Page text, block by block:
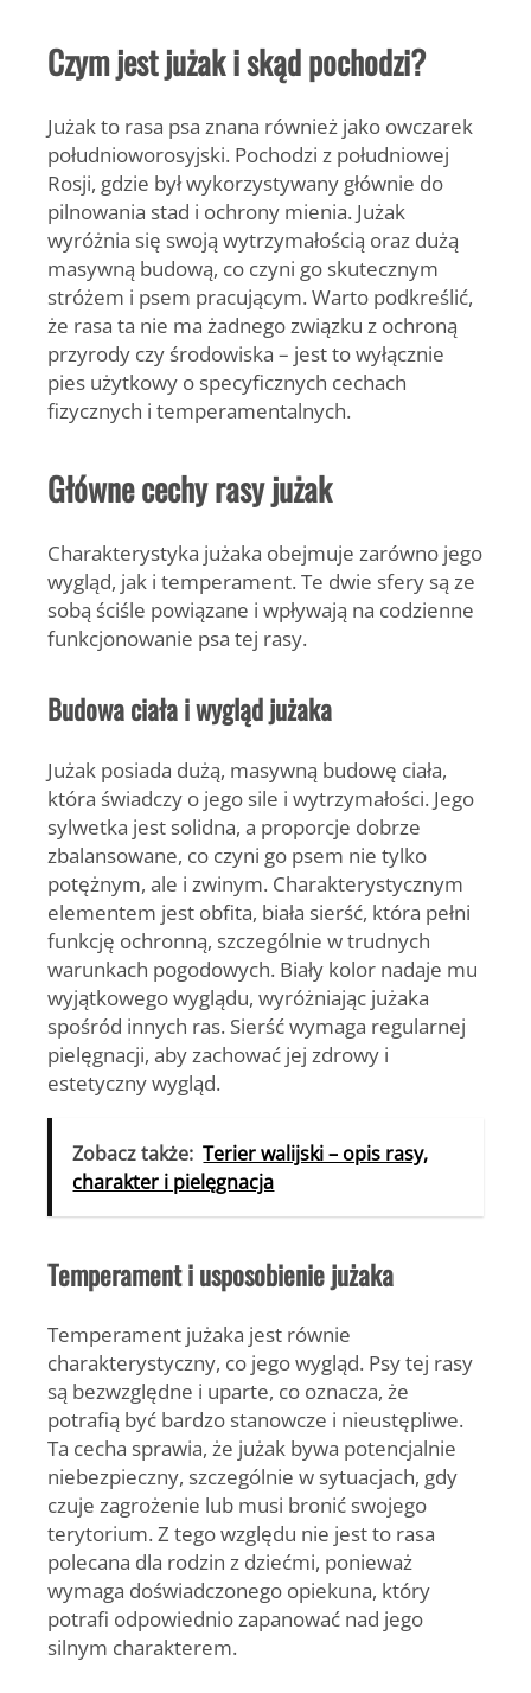
Czym jest jużak i skąd pochodzi?
Jużakto rasa psa znana również jako owczarek
południoworosyjski. Pochodzi z południowej
Rosji, gdzie był wykorzystywany głównie do
pilnowania stad i ochrony mienia. Jużak
wyróżnia się swoją wytrzymałością oraz dużą
masywną budową, co czyni go skutecznym
stróżem i psem pracującym. Warto podkreślić,
że rasa ta nie ma żadnego związku z ochroną
przyrody czy środowiska – jest to wyłącznie
pies użytkowy o specyficznych cechach
fizycznych i temperamentalnych.
Główne cechy rasy jużak
Charakterystyka jużaka obejmuje zarówno jego
wygląd, jak i temperament. Te dwie sfery są ze
sobą ściśle powiązane i wpływają na codzienne
funkcjonowanie psa tej rasy.
Budowa ciała i wygląd jużaka
Jużak posiada dużą, masywną budowę ciała,
która świadczy o jego sile i wytrzymałości. Jego
sylwetka jest solidna, a proporcje dobrze
zbalansowane, co czyni go psem nie tylko
potężnym, ale i zwinym. Charakterystycznym
elementem jest obfita, biała sierść, która pełni
funkcję ochronną, szczególnie w trudnych
warunkach pogodowych. Biały kolor nadaje mu
wyjątkowego wyglądu, wyróżniając jużaka
spośród innych ras. Sierść wymaga regularnej
pielęgnacji, aby zachować jej zdrowy i
estetyczny wygląd.
Zobacz także: Terier walijski – opis rasy,
charakter i pielęgnacja
Temperament i usposobienie jużaka
Temperament jużaka jest równie
charakterystyczny, co jego wygląd. Psy tej rasy
są bezwzględne i uparte, co oznacza, że
potrafią być bardzo stanowcze i nieustępliwe.
Ta cecha sprawia, że jużak bywa potencjalnie
niebezpieczny, szczególnie w sytuacjach, gdy
czuje zagrożenie lub musi bronić swojego
terytorium. Z tego względu nie jest to rasa
polecana dla rodzin z dziećmi, ponieważ
wymaga doświadczonego opiekuna, który
potrafi odpowiednio zapanować nad jego
silnym charakterem.